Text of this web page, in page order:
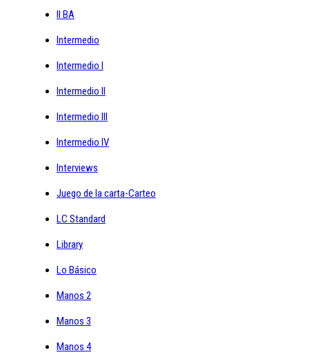
II BA
Intermedio
Intermedio I
Intermedio II
Intermedio III
Intermedio IV
Interviews
Juego de la carta-Carteo
LC Standard
Library
Lo Básico
Manos 2
Manos 3
Manos 4